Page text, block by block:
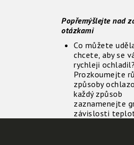
Popřemýšlejte nad
otázkami
Co můžete
chcete, aby se
rychleji ochladil?
Prozkoumejte
způsoby
každý způsob
zaznamenejte
závislosti